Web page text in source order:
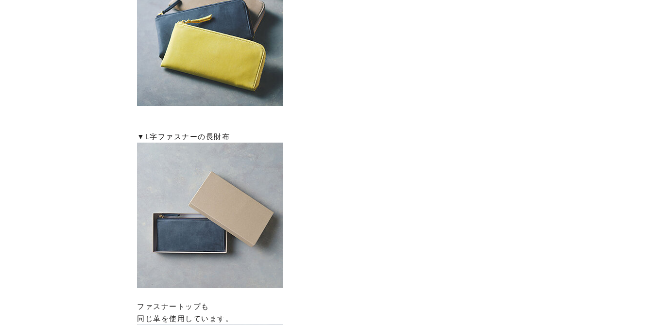
▼L字ファスナーの長財布
ファスナートップも
同じ革を使用しています。